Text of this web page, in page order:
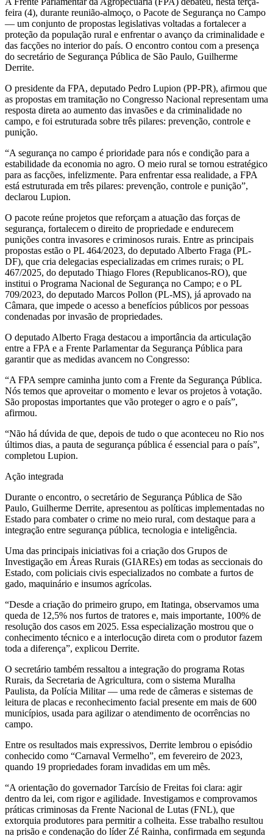
feira (4), durante reunião-almoço, o Pacote de Segurança no Campo
— um conjunto de propostas legislativas voltadas a fortalecer a
proteção da população rural e enfrentar o avanço da criminalidade e
das facções no interior do país. O encontro contou com a presença
do secretário de Segurança Pública de São Paulo, Guilherme
Derrite.
O presidente da FPA, deputado Pedro Lupion (PP-PR), afirmou que
as propostas em tramitação no Congresso Nacional representam uma
resposta direta ao aumento das invasões e da criminalidade no
campo, e foi estruturada sobre três pilares: prevenção, controle e
punição.
“A segurança no campo é prioridade para nós e condição para a
estabilidade da economia no agro. O meio rural se tornou estratégico
para as facções, infelizmente. Para enfrentar essa realidade, a FPA
está estruturada em três pilares: prevenção, controle e punição”,
declarou Lupion.
O pacote reúne projetos que reforçam a atuação das forças de
segurança, fortalecem o direito de propriedade e endurecem
punições contra invasores e criminosos rurais. Entre as principais
propostas estão o PL 464/2023, do deputado Alberto Fraga (PL-
DF), que cria delegacias especializadas em crimes rurais; o PL
467/2025, do deputado Thiago Flores (Republicanos-RO), que
institui o Programa Nacional de Segurança no Campo; e o PL
709/2023, do deputado Marcos Pollon (PL-MS), já aprovado na
Câmara, que impede o acesso a benefícios públicos por pessoas
condenadas por invasão de propriedades.
O deputado Alberto Fraga destacou a importância da articulação
entre a FPA e a Frente Parlamentar da Segurança Pública para
garantir que as medidas avancem no Congresso:
“A FPA sempre caminha junto com a Frente da Segurança Pública.
Nós temos que aproveitar o momento e levar os projetos à votação.
São propostas importantes que vão proteger o agro e o país”,
afirmou.
“Não há dúvida de que, depois de tudo o que aconteceu no Rio nos
últimos dias, a pauta de segurança pública é essencial para o país”,
completou Lupion.
Ação integrada
Durante o encontro, o secretário de Segurança Pública de São
Paulo, Guilherme Derrite, apresentou as políticas implementadas no
Estado para combater o crime no meio rural, com destaque para a
integração entre segurança pública, tecnologia e inteligência.
Uma das principais iniciativas foi a criação dos Grupos de
Investigação em Áreas Rurais (GIAREs) em todas as seccionais do
Estado, com policiais civis especializados no combate a furtos de
gado, maquinário e insumos agrícolas.
“Desde a criação do primeiro grupo, em Itatinga, observamos uma
queda de 12,5% nos furtos de tratores e, mais importante, 100% de
resolução dos casos em 2025. Essa especialização mostrou que o
conhecimento técnico e a interlocução direta com o produtor fazem
toda a diferença”, explicou Derrite.
O secretário também ressaltou a integração do programa Rotas
Rurais, da Secretaria de Agricultura, com o sistema Muralha
Paulista, da Polícia Militar — uma rede de câmeras e sistemas de
leitura de placas e reconhecimento facial presente em mais de 600
municípios, usada para agilizar o atendimento de ocorrências no
campo.
Entre os resultados mais expressivos, Derrite lembrou o episódio
conhecido como “Carnaval Vermelho”, em fevereiro de 2023,
quando 19 propriedades foram invadidas em um mês.
“A orientação do governador Tarcísio de Freitas foi clara: agir
dentro da lei, com rigor e agilidade. Investigamos e comprovamos
práticas criminosas da Frente Nacional de Lutas (FNL), que
extorquia produtores para permitir a colheita. Esse trabalho resultou
na prisão e condenação do líder Zé Rainha, confirmada em segunda